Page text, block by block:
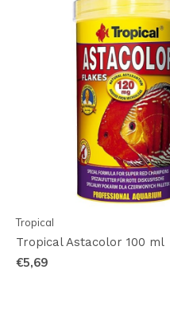
Tropical
Tropical Astacolor 100 ml
€5,69